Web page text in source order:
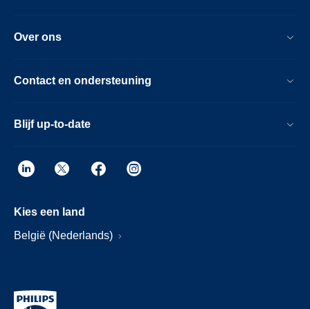
Over ons
Contact en ondersteuning
Blijf up-to-date
Kies een land
België (Nederlands)